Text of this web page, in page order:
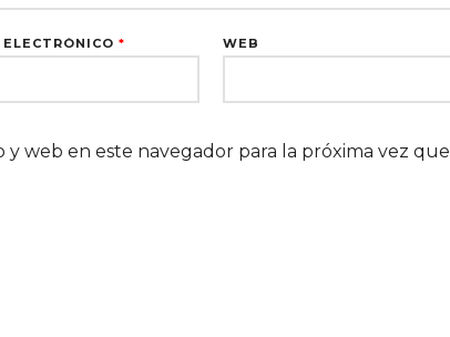
ELECTRÓNICO * WEB
web en este navegador para la próxima vez que